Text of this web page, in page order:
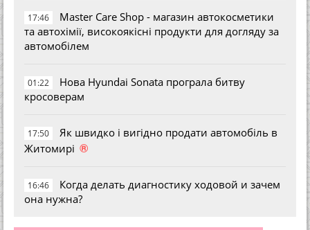
17:46
Master Care Shop - магазин автокосметики
та автохімії, високоякісні продукти для догляду за
автомобілем
01:22
Нова Hyundai Sonata програла битву
кросоверам
17:50
Як швидко і вигідно продати автомобіль в
Житомирі ®
16:46
Когда делать диагностику ходовой и зачем
она нужна?